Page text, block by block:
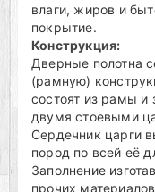
влаги, жиров и
покрытие.
Конструкция:
Дверные полотна
(рамную)
состоят из рамы и
двумя стоевыми
Сердечник царги
пород по всей её
Заполнение
прочих